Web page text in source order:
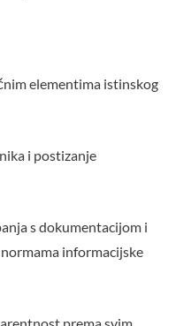
elementima istinskog
i postizanje
s dokumentacijom i
informacijske